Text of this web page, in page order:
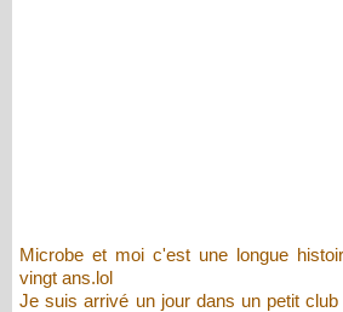
Microbe et moi c'est une longue histoire d'amour de plus de
vingt ans.lol
Je suis arrivé un jour dans un petit